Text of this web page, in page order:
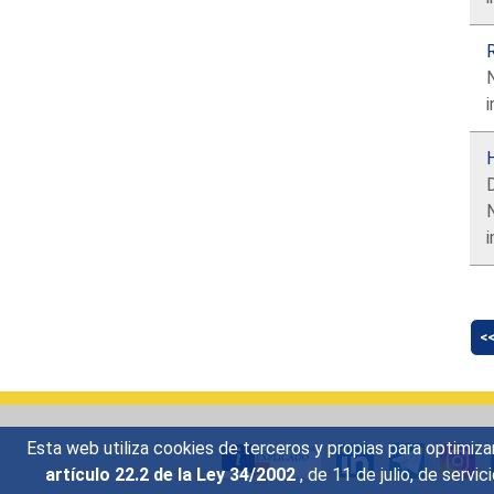
Esta web utiliza cookies de terceros y propias para
artículo 22.2 de la Ley 34/2002 , de 11 de julio, de
<<